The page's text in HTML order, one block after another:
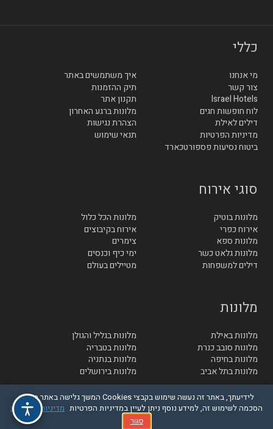
כללי
מי אנחנו
איך משתמשים באתר
צור קשר
תיק ההזמנות
Israel Hotels
תקנון אתר
לוח חופשות חגים
מלונות ברגע האחרון
דילים לאילת
הצהרת נגישות
מדיניות הפרטיות
תנאי שימוש
ביטוח נסיעות פספורטכארד
סוגי אירוח
מלונות בוטיק
מלונות הכל כלול
אירוח כפרי
אירוח בקיבוצים
מלונות ספא
צימרים
מלונות גלאט כשר
ימי כיף וכנסים
דילים למשפחות
מטיילים בעולם
מלונות
מלונות באילת
מלונות בגליל והגולן
מלונות סובב כנרת
מלונות בטבריה
מלונות בחיפה
מלונות בנתניה
מלונות בתל אביב
מלונות בירושלים
© בייטק תקשורת בע"מ - כל הזכויות שמורות
לידיעתך, באתר זה נעשה שימוש בקבצי Cookies המשך גלישה באתר מהווה
הסכמה לשימוש זה, למידע נוסף ניתן לעיין במדיניות הפרטיות מדיניות הפרטיות
סגור